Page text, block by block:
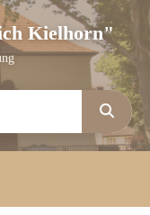
Kielhorn"